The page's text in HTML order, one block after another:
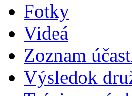
Fotky
Videá
Zoznam
Výsledok